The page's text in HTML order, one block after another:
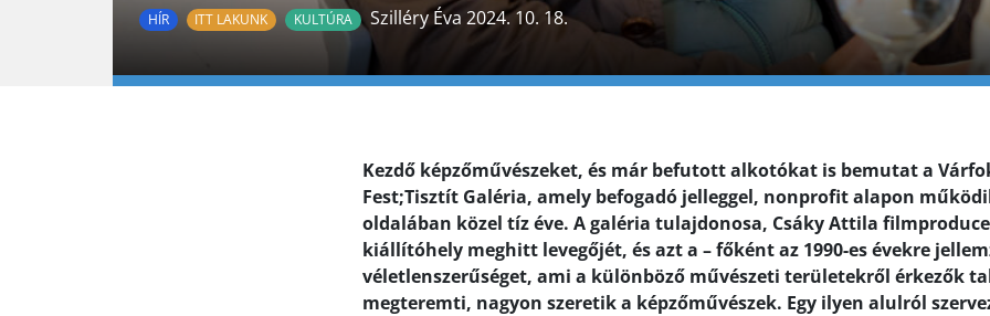
HÍR ITT LAKUNK KULTÚRA Szilléry Éva 2024. 10. 18.
Kezdő képzőművészeket, és már befutott alkotókat is bemutat a
Fest;Tisztít Galéria, amely befogadó jelleggel, nonprofit alapon
oldalában közel tíz éve. A galéria tulajdonosa, Csáky Attila
kiállítóhely meghitt levegőjét, és azt a – főként az 1990-es évekre
véletlenszerűséget, ami a különböző művészeti területekről érkezők
megteremti, nagyon szeretik a képzőművészek. Egy ilyen alulról